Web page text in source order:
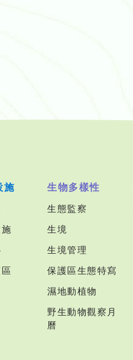
施 生物多樣性
生態監察
生境
生境管理
保護區生態特寫
濕地動植物
野生動物觀察月
曆